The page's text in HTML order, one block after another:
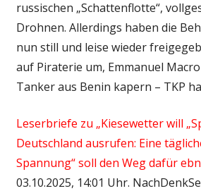
russischen „Schattenflotte“,
Drohnen. Allerdings haben die
nun still und leise wieder
auf Piraterie um, Emmanuel
Tanker aus Benin kapern – TKP
Leserbriefe zu „Kiesewetter will
Deutschland ausrufen: Eine
Spannung“ soll den Weg dafür
03.10.2025, 14:01 Uhr.